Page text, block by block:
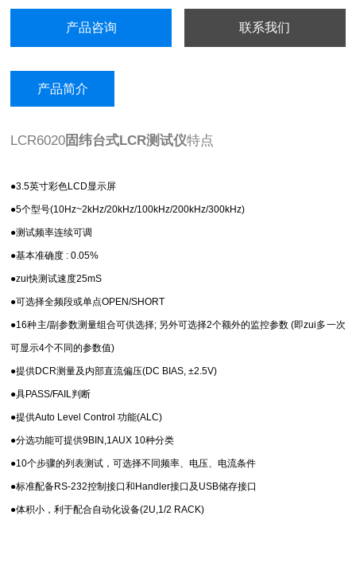
产品咨询 联系我们
产品简介
LCR6020固纬台式LCR测试仪特点
●3.5英寸彩色LCD显示屏
●5个型号(10Hz~2kHz/20kHz/100kHz/200kHz/300kHz)
●测试频率连续可调
●基本准确度 : 0.05%
●zui快测试速度25mS
●可选择全频段或单点OPEN/SHORT
●16种主/副参数测量组合可供选择; 另外可选择2个额外的监控参数 (即zui多一次
可显示4个不同的参数值)
●提供DCR测量及内部直流偏压(DC BIAS, ±2.5V)
●具PASS/FAIL判断
●提供Auto Level Control 功能(ALC)
●分选功能可提供9BIN,1AUX 10种分类
●10个步骤的列表测试，可选择不同频率、电压、电流条件
●标准配备RS-232控制接口和Handler接口及USB储存接口
●体积小，利于配合自动化设备(2U,1/2 RACK)